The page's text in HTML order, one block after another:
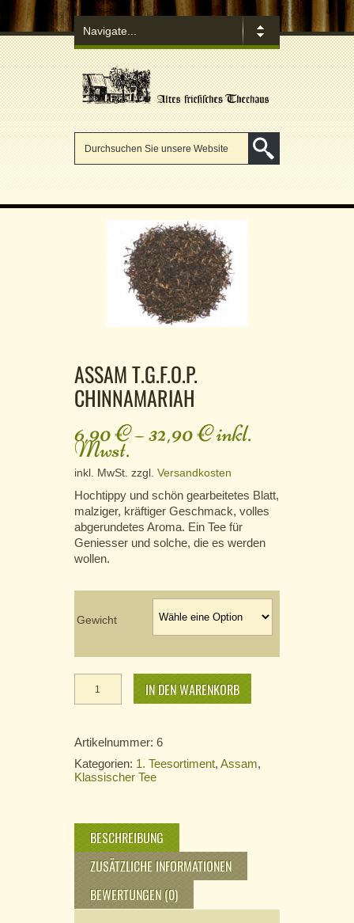
ASSAM T.G.F.O.P.
CHINNAMARIAH
6,90€–32,90€inkl.
Mwst.
inkl. MwSt. zzgl. Versandkosten
Hochtippy und schön gearbeitetes Blatt,
malziger, kräftiger Geschmack, volles
abgerundetes Aroma. Ein Tee für
Geniesser und solche, die es werden
wollen.
Gewicht
Assam
T.G.F.O.P.
IN DEN WARENKORB
Artikelnummer: 6
Kategorien: 1. Teesortiment, Assam,
Klassischer Tee
BESCHREIBUNG
ZUSÄTZLICHE INFORMATIONEN
BEWERTUNGEN (0)